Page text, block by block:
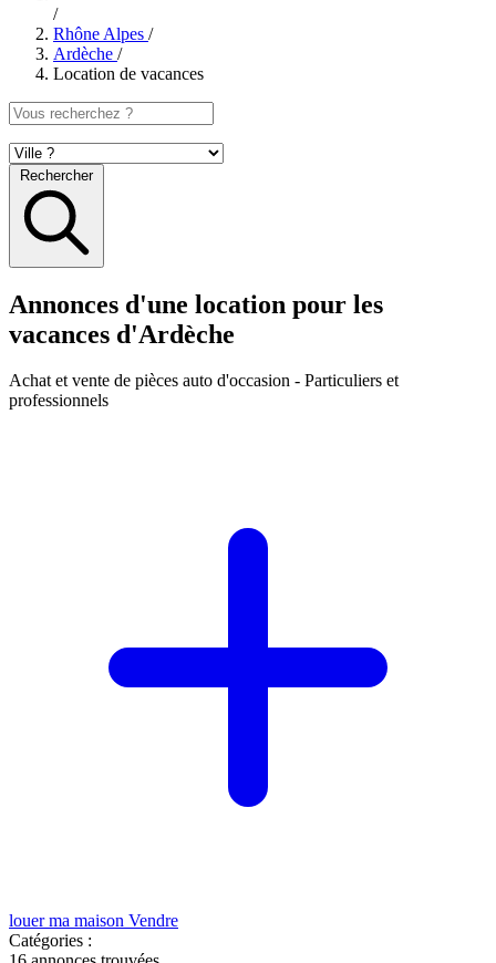
/
Rhône Alpes /
Ardèche /
Location de vacances
Rechercher
Annonces d'une location pour les
vacances d'Ardèche
Achat et vente de pièces auto d'occasion - Particuliers et
professionnels
louer ma maison Vendre
Catégories :